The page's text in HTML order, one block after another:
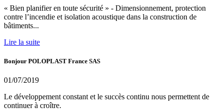
« Bien planifier en toute sécurité » - Dimensionnement, protection
contre l’incendie et isolation acoustique dans la construction de
bâtiments...
Lire la suite
Bonjour POLOPLAST France SAS
01/07/2019
Le développement constant et le succès continu nous permettent de
continuer à croître.